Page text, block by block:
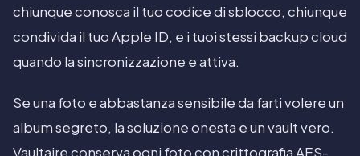
chiunque conosca il tuo codice di sblocco, chiunque
condivida il tuo Apple ID, e i tuoi stessi backup cloud
quando la sincronizzazione e attiva.
Se una foto e abbastanza sensibile da farti volere un
album segreto, la soluzione onesta e un vault vero.